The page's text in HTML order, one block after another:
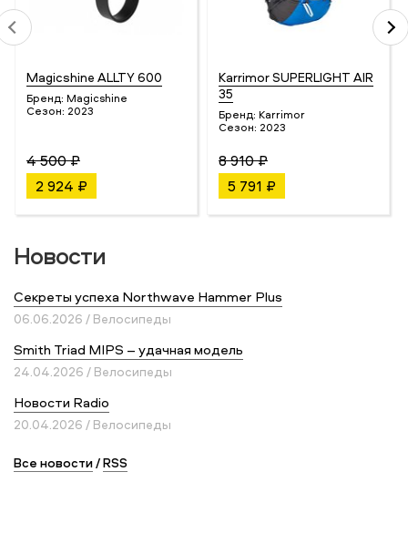
Magicshine ALLTY 600
Бренд: Magicshine
Сезон: 2023
4 500 ₽
2 924 ₽
Karrimor SUPERLIGHT AIR
35
Бренд: Karrimor
Сезон: 2023
8 910 ₽
5 791 ₽
Новости
Секреты успеха Northwave Hammer Plus
06.06.2026 / Велосипеды
Smith Triad MIPS – удачная модель
24.04.2026 / Велосипеды
Новости Radio
20.04.2026 / Велосипеды
Все новости/RSS